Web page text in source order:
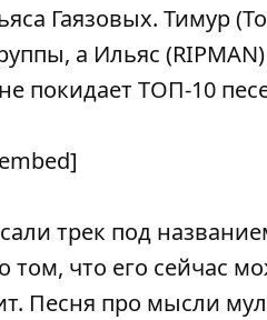
Гаязовых. Тимур
а Ильяс
покидает ТОП-10
трек под
том, что его сейчас
Песня про мысли